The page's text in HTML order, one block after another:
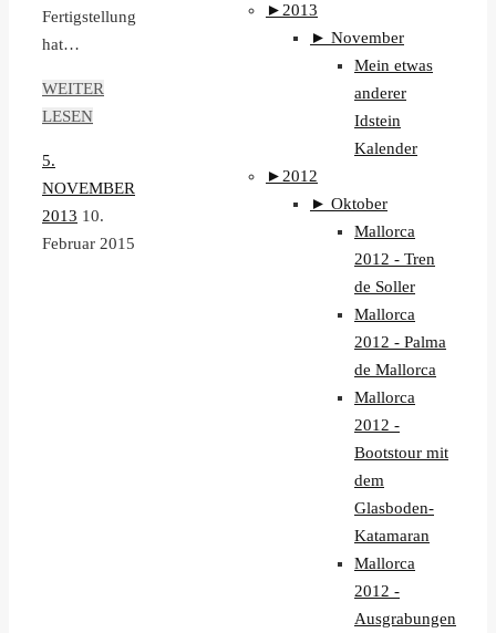
Fertigstellung
hat…
WEITER
LESEN
5.
NOVEMBER
2013 10.
Februar 2015
► 2013
► November
Mein etwas
anderer
Idstein
Kalender
► 2012
► Oktober
Mallorca
2012 - Tren
de Soller
Mallorca
2012 - Palma
de Mallorca
Mallorca
2012 -
Bootstour mit
dem
Glasboden-
Katamaran
Mallorca
2012 -
Ausgrabungen